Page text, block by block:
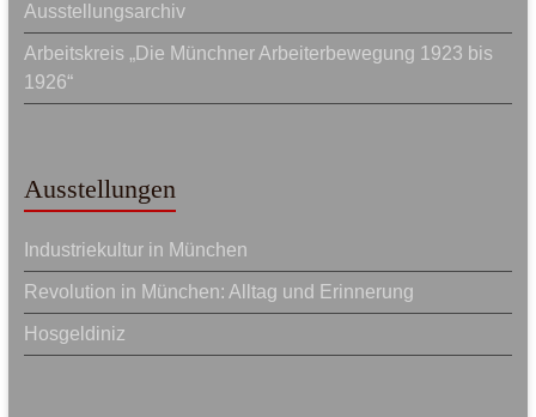
Ausstellungsarchiv
Arbeitskreis „Die Münchner Arbeiterbewegung 1923 bis
1926“
Ausstellungen
Industriekultur in München
Revolution in München: Alltag und Erinnerung
Hosgeldiniz